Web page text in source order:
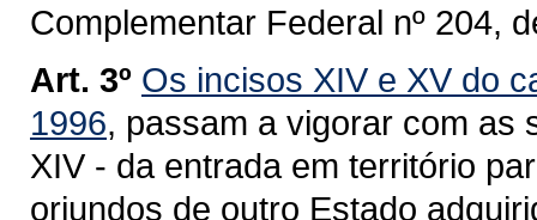
Complementar Federal nº 204,
Art. 3º Os incisos XIV e XV do
1996, passam a vigorar com as
XIV - da entrada em território
oriundos de outro Estado